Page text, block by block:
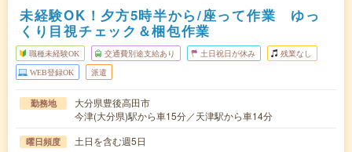
未経験OK！夕方5時半から/座って作業 ゆっ
くり目視チェック＆梱包作業
職種未経験OK 交通費別途支給あり 土日祝日が休み 残業なし
WEB登録OK 派遣
勤務地
大分県豊後高田市
今津(大分県)駅から車15分／天津駅から車14分
曜日頻度 土日を含む週5日